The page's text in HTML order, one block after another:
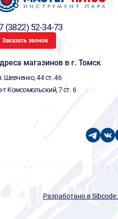
(3822) 52-34-73
Заказать звонок
магазинов в г. Томск
Шевченко, 44 ст. 46
т Комсомольский, 7 ст. 6
Разработано в